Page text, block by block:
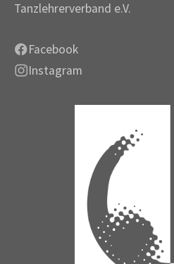
Tanzlehrerverband e.V.
Facebook
Instagram